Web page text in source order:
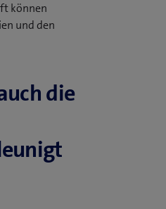
können
und den
die